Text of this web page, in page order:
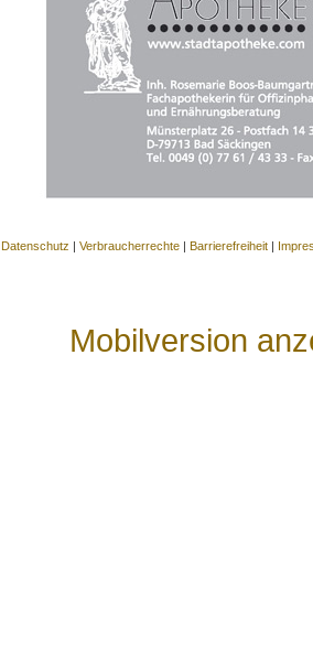
Datenschutz | Verbraucherrechte | Barrierefreiheit |
Mobilversion